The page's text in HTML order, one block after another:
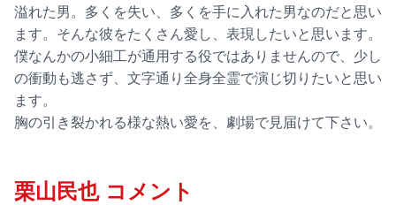
溢れた男。多くを失い、多くを手に入れた男なのだと思い
ます。そんな彼をたくさん愛し、表現したいと思います。
僕なんかの小細工が通用する役ではありませんので、少し
の衝動も逃さず、文字通り全身全霊で演じ切りたいと思い
ます。
胸の引き裂かれる様な熱い愛を、劇場で見届けて下さい。
栗山民也 コメント